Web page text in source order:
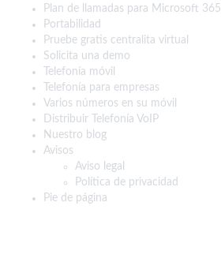
Plan de llamadas para Microsoft 365
Portabilidad
Pruebe gratis centralita virtual
Solicita una demo
Telefonía móvil
Telefonía para empresas
Varios números en su móvil
Distribuir Telefonía VoIP
Nuestro blog
Avisos
Aviso legal
Política de privacidad
Pie de página